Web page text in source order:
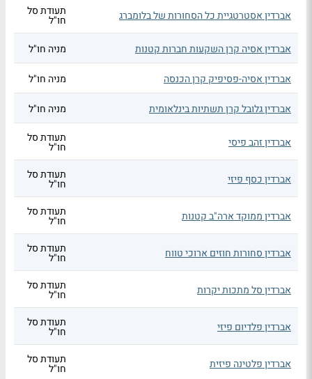
אברדין אסטרטגיית כל הסחורות של בלומברג תעודת סל
חו"ל
אברדין אסיה קרן השקעות חברות קטנות
מניה חו"ל
אברדין אסיה-פסיפיק קרן הכנסה מניה חו"ל
אברדין גלובל קרן תשתיות בינלאומית מניה חו"ל
אברדין זהב פיסי תעודת סל
חו"ל
אברדין כסף פיזי תעודת סל
חו"ל
אברדין ממוקד ארה"ב קטנות תעודת סל
חו"ל
אברדין סחורות חוזים ארוכי טווח תעודת סל
חו"ל
אברדין סל מתכות יקרות תעודת סל
חו"ל
אברדין פלדיום פיזי תעודת סל
חו"ל
אברדין פלטינה פיזית תעודת סל
חו"ל